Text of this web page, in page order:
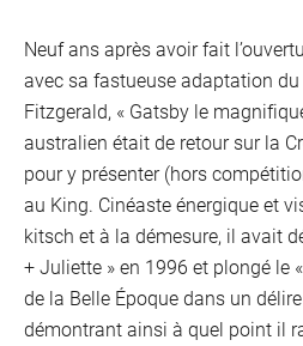
Neuf ans après avoir fait
avec sa fastueuse adaptation du
Fitzgerald, « Gatsby le
australien était de retour sur la
pour y présenter (hors
au King. Cinéaste énergique et
kitsch et à la démesure, il avait
+ Juliette » en 1996 et plongé le
de la Belle Époque dans un
démontrant ainsi à quel point il